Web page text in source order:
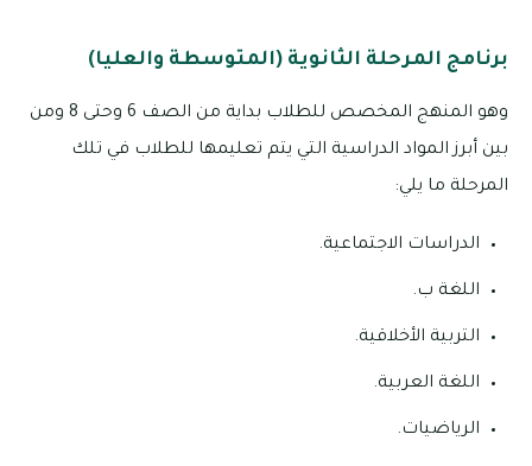
برنامج المرحلة الثانوية (المتوسطة والعليا)
وهو المنهج المخصص للطلاب بداية من الصف 6 وحتى 8 ومن
بين أبرز المواد الدراسية التي يتم تعليمها للطلاب في تلك
المرحلة ما يلي:
الدراسات الاجتماعية.
اللغة ب.
التربية الأخلاقية.
اللغة العربية.
الرياضيات.